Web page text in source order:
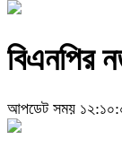
বিএনপির
আপডেট সময়